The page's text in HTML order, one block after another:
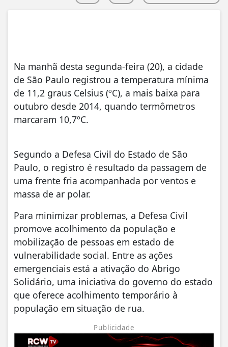
Na manhã desta segunda-feira (20), a cidade
de São Paulo registrou a temperatura mínima
de 11,2 graus Celsius (ºC), a mais baixa para
outubro desde 2014, quando termômetros
marcaram 10,7ºC.
Segundo a Defesa Civil do Estado de São
Paulo, o registro é resultado da passagem de
uma frente fria acompanhada por ventos e
massa de ar polar.
Para minimizar problemas, a Defesa Civil
promove acolhimento da população e
mobilização de pessoas em estado de
vulnerabilidade social. Entre as ações
emergenciais está a ativação do Abrigo
Solidário, uma iniciativa do governo do estado
que oferece acolhimento temporário à
população em situação de rua.
Publicidade